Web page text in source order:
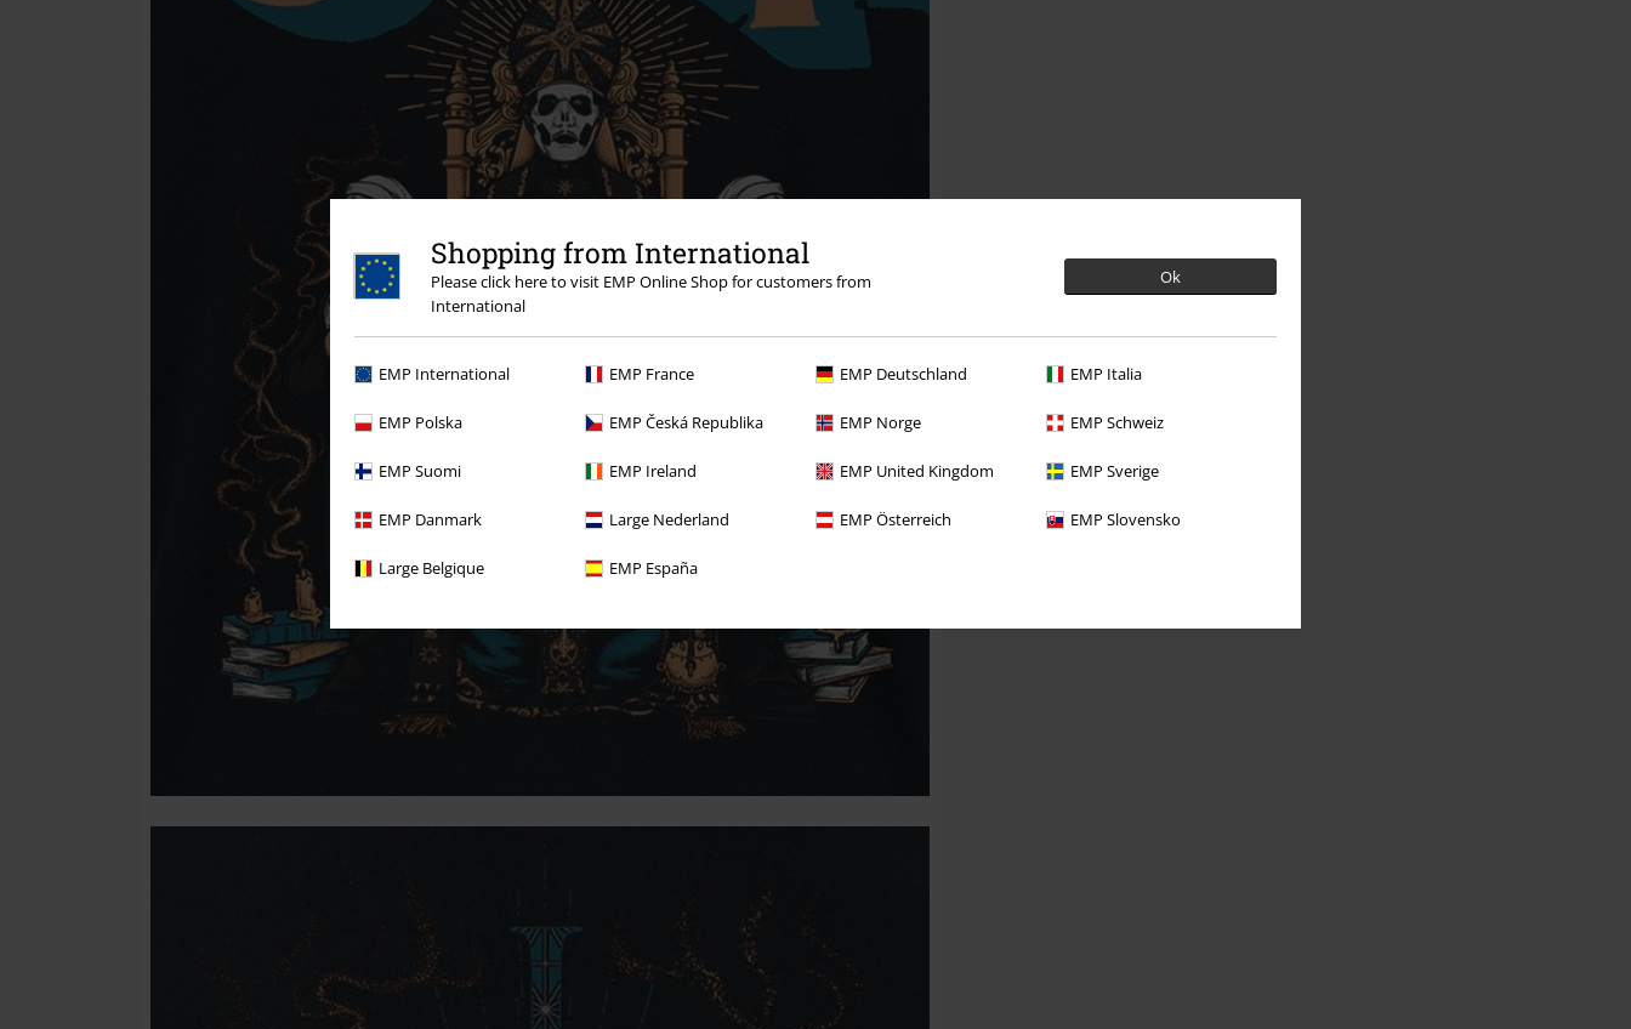
Shopping from International
Please click here to visit EMP Online Shop for customers from
International
Ok
EMP International EMP France EMP Deutschland EMP Italia
EMP Polska EMP Česká Republika EMP Norge EMP Schweiz
EMP Suomi EMP Ireland EMP United Kingdom EMP Sverige
EMP Danmark Large Nederland EMP Österreich EMP Slovensko
Large Belgique EMP España